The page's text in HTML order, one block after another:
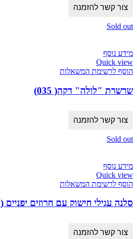
צור קשר להזמנה
Sold out
מידע נוסף
Quick view
הוסף לרשימת המשאלות
שרשרת "לולה" דקה( 035)
צור קשר להזמנה
Sold out
מידע נוסף
Quick view
הוסף לרשימת המשאלות
סלנה עגילי חישוק עם חרוזים יפניים (009)
צור קשר להזמנה